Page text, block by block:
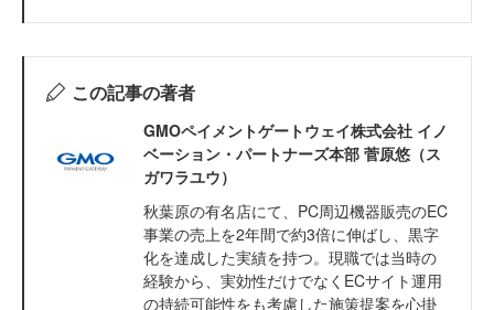
この記事の著者
GMOペイメントゲートウェイ株式会社 イノ
ベーション・パートナーズ本部 菅原悠（ス
ガワラユウ）
秋葉原の有名店にて、PC周辺機器販売のEC
事業の売上を2年間で約3倍に伸ばし、黒字
化を達成した実績を持つ。現職では当時の
経験から、実効性だけでなくECサイト運用
の持続可能性をも考慮した施策提案を心掛